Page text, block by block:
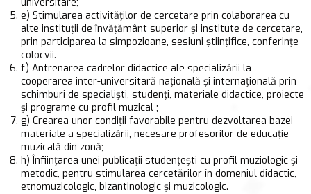
e) Stimularea activităţilor de cercetare prin colaborarea cu
alte instituţii de învăţământ superior şi institute de cercetare,
prin participarea la simpozioane, sesiuni ştiinţifice, conferinţe
colocvii.
f) Antrenarea cadrelor didactice ale specializării la
cooperarea inter-universitară naţională şi internaţională prin
schimburi de specialişti, studenţi, materiale didactice, proiecte
şi programe cu profil muzical ;
g) Crearea unor condiţii favorabile pentru dezvoltarea bazei
materiale a specializării, necesare profesorilor de educaţie
muzicală din zonă;
h) Înfiinţarea unei publicaţii studenţeşti cu profil muziologic şi
metodic, pentru stimularea cercetărilor în domeniul didactic,
etnomuzicologic, bizantinologic şi muzicologic.